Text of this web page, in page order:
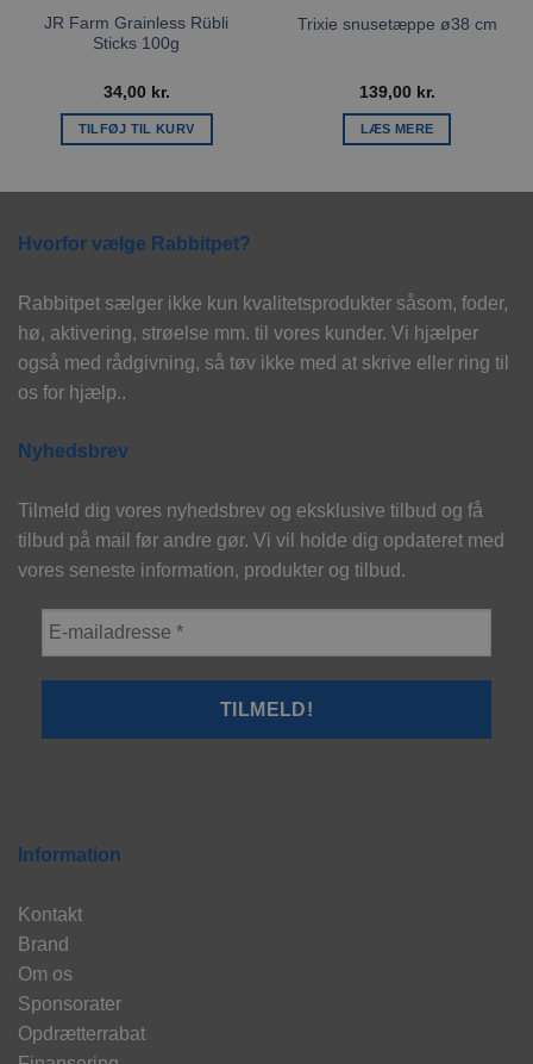
JR Farm Grainless Rübli
Sticks 100g
34,00 kr.
TILFØJ TIL KURV
Trixie snusetæppe ø38 cm
139,00 kr.
LÆS MERE
Hvorfor vælge Rabbitpet?
Rabbitpet sælger ikke kun kvalitetsprodukter såsom, foder,
hø, aktivering, strøelse mm. til vores kunder. Vi hjælper
også med rådgivning, så tøv ikke med at skrive eller ring til
os for hjælp..
Nyhedsbrev
Tilmeld dig vores nyhedsbrev og eksklusive tilbud og få
tilbud på mail før andre gør. Vi vil holde dig opdateret med
vores seneste information, produkter og tilbud.
Information
Kontakt
Brand
Om os
Sponsorater
Opdrætterrabat